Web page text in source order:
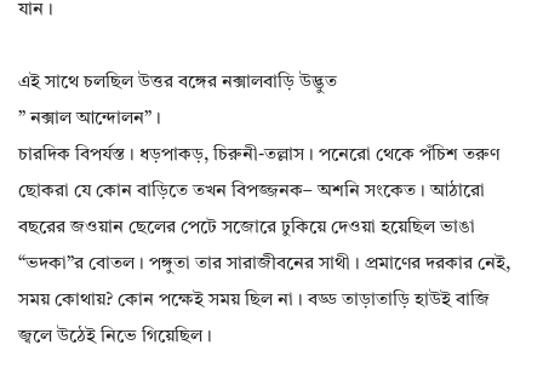
যান।
এই সাথে চলছিল উত্তর বঙ্গের নক্সালবাড়ি উদ্ভুত
” নক্সাল আন্দোলন”।
চারদিক বিপর্যস্ত। ধড়পাকড়, চিরুনী-তল্লাস। পনেরো থেকে পঁচিশ তরুণ
ছোকরা যে কোন বাড়িতে তখন বিপজ্জনক– অশনি সংকেত। আঠারো
বছরের জওয়ান ছেলের পেটে সজোরে ঢুকিয়ে দেওয়া হয়েছিল ভাঙা
“ভদকা”র বোতল। পঙ্গুতা তার সারাজীবনের সাথী। প্রমাণের দরকার নেই,
সময় কোথায়? কোন পক্ষেই সময় ছিল না। বড্ড তাড়াতাড়ি হাউই বাজি
জ্বলে উঠেই নিভে গিয়েছিল।